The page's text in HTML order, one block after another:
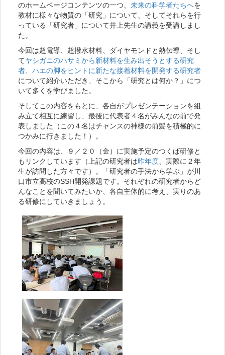
のホームページコンテンツの一つ、 未来の科学者たちへを
教材に様々な物質の「研究」について、そしてそれらを行
っている「研究者」について井上先生の講義を受講しまし
た。
今回は超電導、超撥水材料、ダイヤモンドと熱伝導、そし
てヤシガニのハサミから新材料を生み出そうとする研究
者、 ハエの脚をヒントに新たな接着材料を開発する研究者
について紹介いただき、そこから「研究とは何か？」につ
いて多くを学びました。
そしてこの内容をもとに、各自がプレゼンテーションを組
み立て相互に練習し、最後に代表者４名がみんなの前で発
表しました（この４名はチャンスの神様の前髪を積極的に
つかみに行きました！）。
今回の内容は、９／２０（金）に実施予定のつくば研修と
もリンクしています（上記の研究者は昨年度、実際に２年
生が訪問した方々です）。「研究者の手法から学ぶ」が川
口市立高校のSSH開発課題です。それぞれの研究者からど
んなことを聞いてみたいか、各自主体的に考え、実りのあ
る研修にしていきましょう。